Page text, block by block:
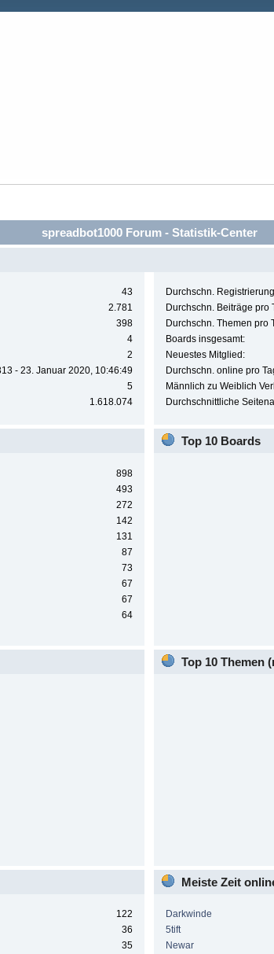
spreadbot1000 Forum - Statistik-Center
43
2.781
398
4
2
- 23. Januar 2020, 10:46:49
5
1.618.074
Durchschn.
Durchschn. Beiträge pro
Durchschn. Themen pro
Boards insgesamt:
Neuestes Mitglied:
Durchschn. online pro
Männlich zu Weiblich
Durchschnittliche
898
493
272
142
131
87
73
67
67
64
Top 10 Boards
Top 10 Themen
122
36
35
Meiste Zeit
Darkwinde
5tift
Newar